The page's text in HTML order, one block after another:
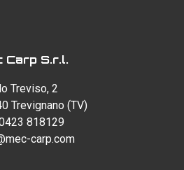
Carp S.r.l.
Treviso, 2
Trevignano (TV)
818129
carp.com